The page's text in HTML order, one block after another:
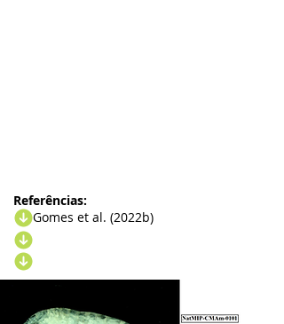
Referências:
Gomes et al. (2022b)